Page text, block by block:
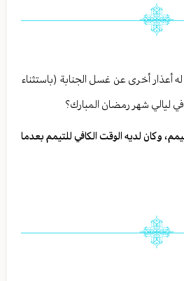
أعذار أخرى عن غسل الجنابة (باستثناء
ليالي شهر رمضان المبارك؟
وكان لديه الوقت الكافي للتيمم بعدما